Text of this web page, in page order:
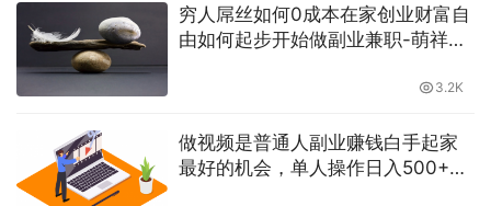
穷人屌丝如何0成本在家创业财富自
由如何起步开始做副业兼职-萌祥种
3.2K
做视频是普通人副业赚钱白手起家
最好的机会，单人操作日入500+，